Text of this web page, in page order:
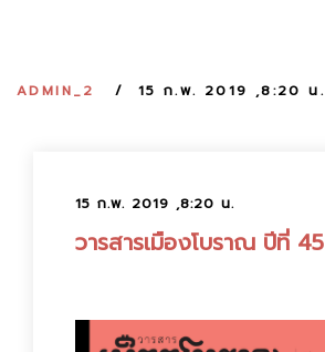
ADMIN_2 15 ก.พ. 2019 ,8:20 น.
15 ก.พ. 2019 ,8:20 น.
วารสารเมืองโบราณ ปีที่